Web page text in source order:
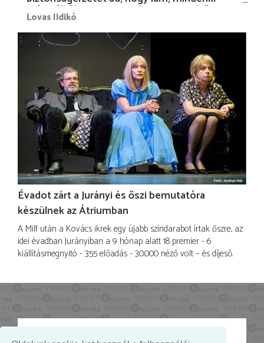
más nélkül is megvagyok magammal…”
Lovas Ildikó
Évadot zárt a Jurányi és őszi bemutatóra
készülnek az Átriumban
A Milf után a Kovács ikrek egy újabb színdarabot írtak őszre, az
idei évadban Jurányiban a 9 hónap alatt 18 premier - 6
kiállításmegnyitó - 355 előadás - 30.000 néző volt – és díjeső.